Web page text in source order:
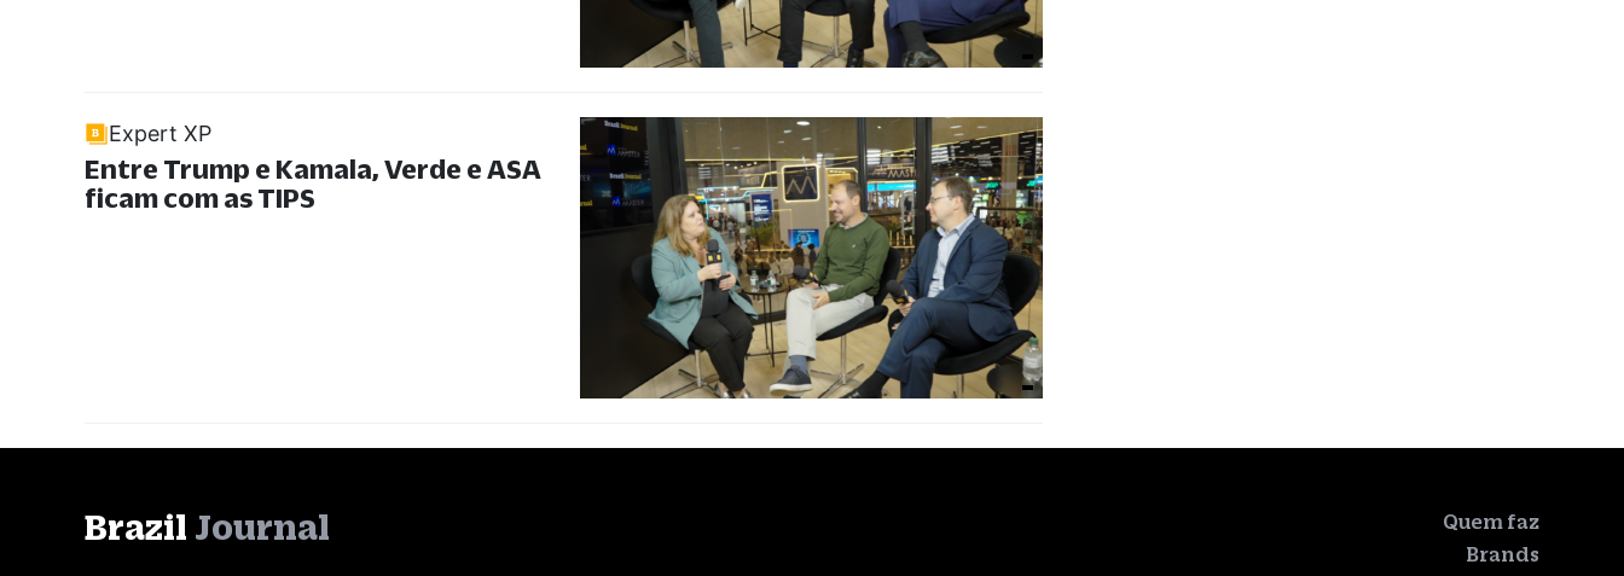
Expert XP
Entre Trump e Kamala, Verde e ASA
ficam com as TIPS
Brazil Journal
Quem faz
Brands